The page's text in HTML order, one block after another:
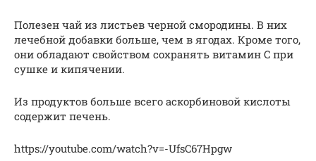
Полезен чай из листьев черной смородины. В них
лечебной добавки больше, чем в ягодах. Кроме того,
они обладают свойством сохранять витамин C при
сушке и кипячении.
Из продуктов больше всего аскорбиновой кислоты
содержит печень.
https://youtube.com/watch?v=-UfsC67Hpgw